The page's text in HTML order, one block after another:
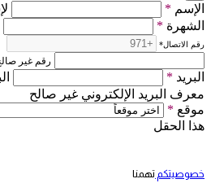
الإسم *
الشهرة *
رقم الاتصال*
رقم غير
البريد *
معرف البريد الإلكتروني غير صالح
موقع *
هذا الحقل
خصوصيتكم تهمنا